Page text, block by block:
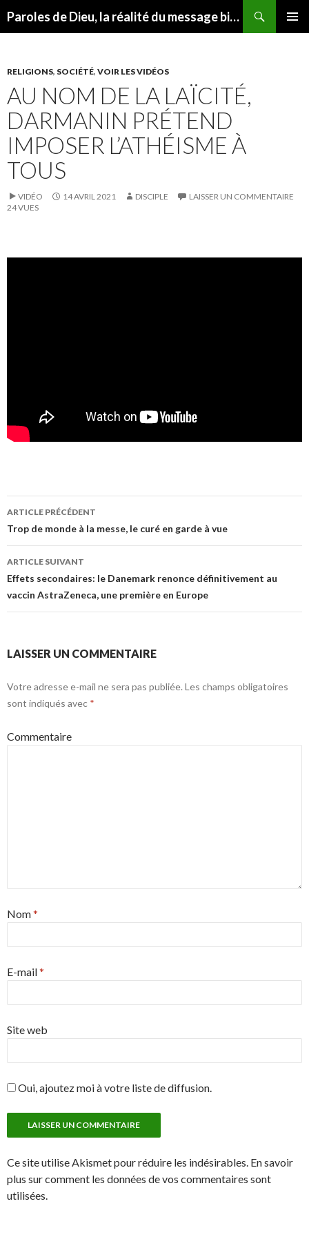
Paroles de Dieu, la réalité du message biblique
RELIGIONS, SOCIÉTÉ, VOIR LES VIDÉOS
AU NOM DE LA LAÏCITÉ,
DARMANIN PRÉTEND
IMPOSER L’ATHÉISME À
TOUS
VIDÉO 14 AVRIL 2021 DISCIPLE
LAISSER UN COMMENTAIRE
24 VUES
Navigation
des
articles
ARTICLE PRÉCÉDENT
Trop de monde à la messe, le curé en garde à vue
ARTICLE SUIVANT
Effets secondaires: le Danemark renonce définitivement au
vaccin AstraZeneca, une première en Europe
LAISSER UN COMMENTAIRE
Votre adresse e-mail ne sera pas publiée. Les champs obligatoires
sont indiqués avec *
Commentaire
Nom*
E-mail*
Site web
Oui, ajoutez moi à votre liste de diffusion.
Ce site utilise Akismet pour réduire les indésirables. En savoir
plus sur comment les données de vos commentaires sont
utilisées.